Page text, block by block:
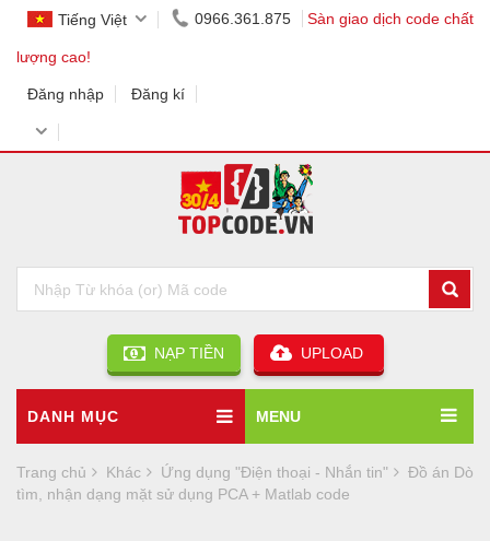
Tiếng Việt 0966.361.875 Sàn giao dịch code chất
lượng cao!
Đăng nhập Đăng kí
NẠP TIỀN UPLOAD
DANH MỤC MENU
Trang chủ Khác Ứng dụng "Điện thoại - Nhắn tin"
Đồ án Dò
tìm, nhận dạng mặt sử dụng PCA + Matlab code